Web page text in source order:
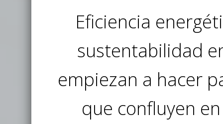
Eficiencia
sustentabilidad
empiezan a hacer
que confluyen